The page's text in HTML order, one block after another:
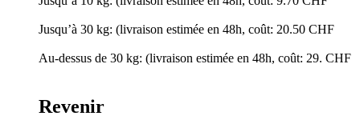
Jusqu’à 30 kg: (livraison estimée en 48h, coût: 20.50 CHF
Au-dessus de 30 kg: (livraison estimée en 48h, coût: 29. CHF
Revenir